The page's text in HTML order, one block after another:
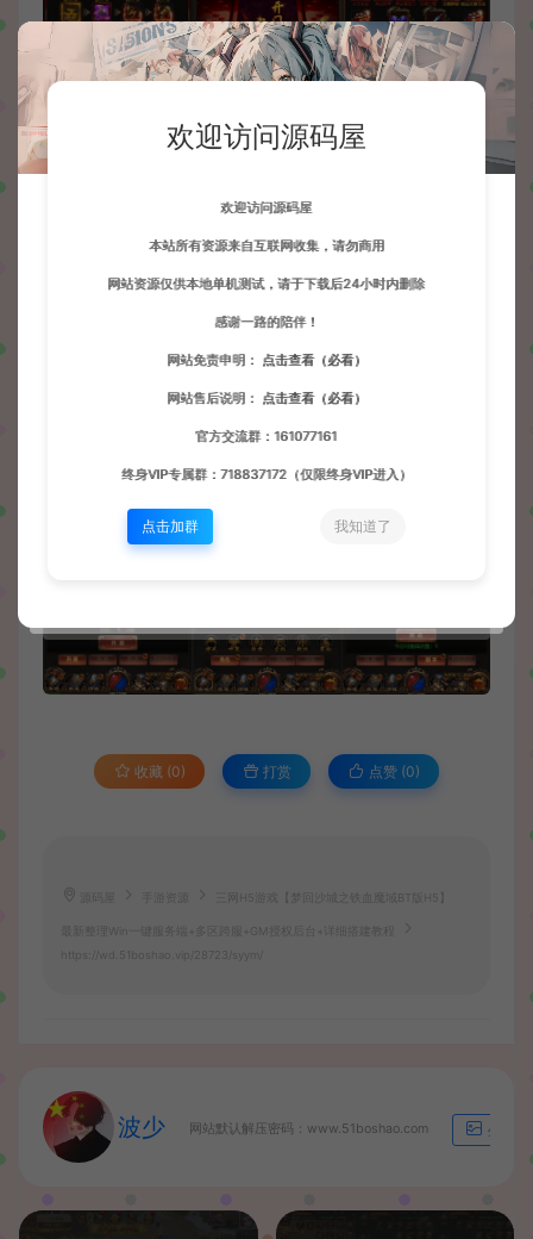
收藏 (0) 打赏 点赞 (0)
手游资源 三网H5游戏【梦回沙城之铁血魔域BT版H5】
最新整理Win一键服务端+多区跨服+GM授权后台+详细搭建教程
https://wd.51boshao.vip/28723/syym/
波少 网站默认解压密码：www.51boshao.com 生成海
欢迎访问源码屋
欢迎访问源码屋
本站所有资源来自互联网收集，请勿商用
网站资源仅供本地单机测试，请于下载后24小时内删除
感谢一路的陪伴！
网站免责申明： 点击查看（必看）
网站售后说明： 点击查看（必看）
官方交流群：161077161
终身VIP专属群：718837172（仅限终身VIP进入）
点击加群 我知道了